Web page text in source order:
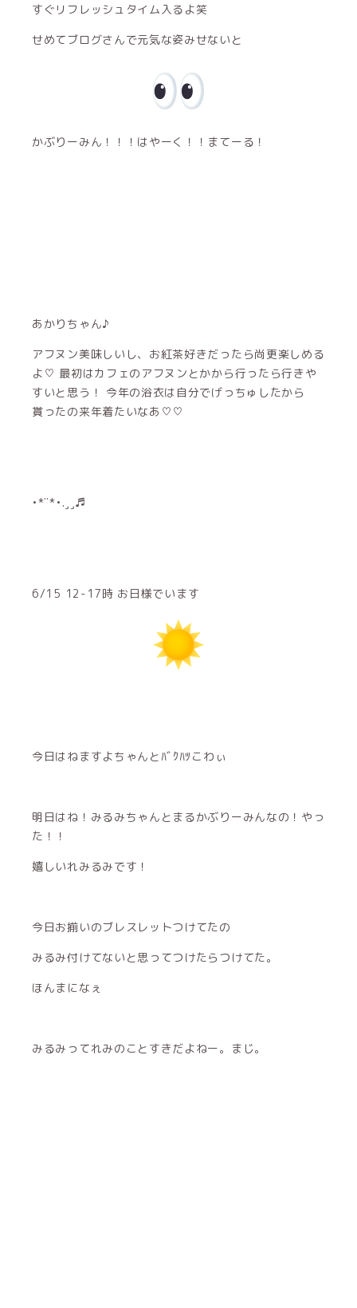
すぐリフレッシュタイム入るよ笑
せめてブログさんで元気な姿みせないと
かぶりーみん！！！はやーく！！まてーる！
あかりちゃん♪
アフヌン美味しいし、お紅茶好きだったら尚更楽しめる
よ♡ 最初はカフェのアフヌンとかから行ったら行きや
すいと思う！ 今年の浴衣は自分でげっちゅしたから
貰ったの来年着たいなあ♡♡
•*¨*•.¸¸♬︎
6/15 12-17時 お日様でいます
今日はねますよちゃんとﾊﾞｸﾊﾂこわぃ
明日はね！みるみちゃんとまるかぶりーみんなの！やっ
た！！
嬉しいれみるみです！
今日お揃いのブレスレットつけてたの
みるみ付けてないと思ってつけたらつけてた。
ほんまになぇ
みるみってれみのことすきだよねー。まじ。